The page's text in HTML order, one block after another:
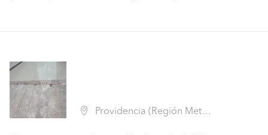
Providencia (Región Metropolitana - Santiago)